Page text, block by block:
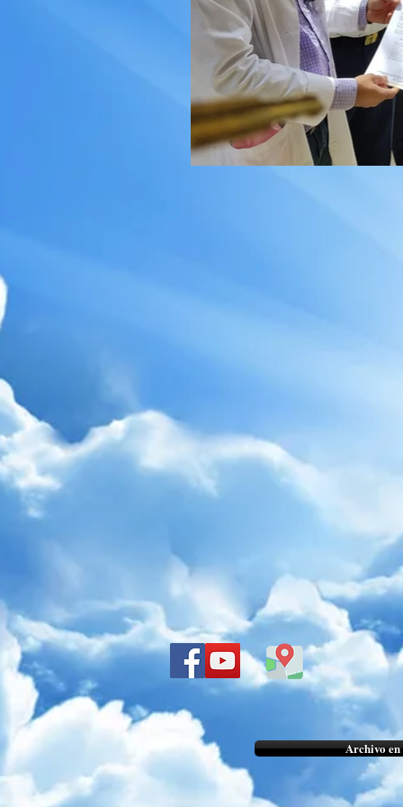
Archivo en